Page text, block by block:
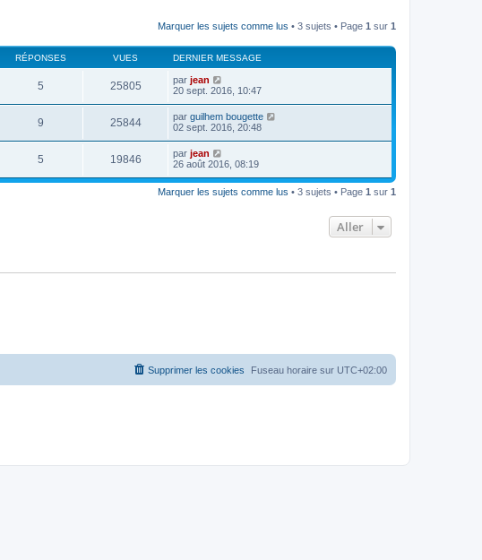
Marquer les sujets comme lus • 3 sujets • Page 1 sur 1
RÉPONSES VUES DERNIER MESSAGE
5 25805 par jean
20 sept. 2016, 10:47
9 25844 par guilhem bougette
02 sept. 2016, 20:48
5 19846 par jean
26 août 2016, 08:19
Marquer les sujets comme lus • 3 sujets • Page 1 sur 1
Aller
Fuseau horaire sur UTC+02:00
Supprimer les cookies